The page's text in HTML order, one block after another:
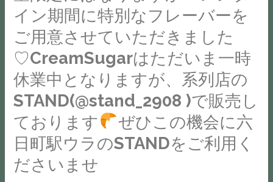
そ
な
ん
で
も
い
い
か
ら
思
い
す
________________________________________________#
新
潟
新
潟
カ
フ
ェ
#
ロ
ン
sole
の
佐
藤
ん
に
来
イン期間に特別なフレーバーを
ご用意させていただきました
♡CreamSugarはただいま一時
休業中となりますが、系列店の
STAND(@stand_2908 )で販売し
ております
ぜひこの機会に六
日町駅ウラのSTANDをご利用く
ださいませ
ル
ク
チ
ョ
コ
に
カ
ラ
フ
ル
な